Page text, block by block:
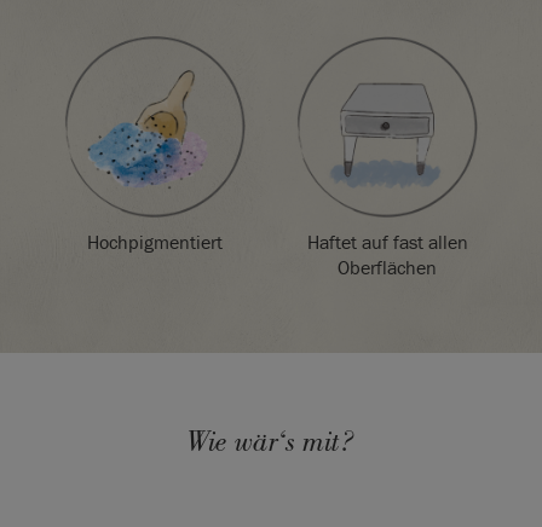
P045PAP.X101.01
Hochpigmentiert
Haftet auf fast allen
Oberflächen
Wie wär‘s mit?